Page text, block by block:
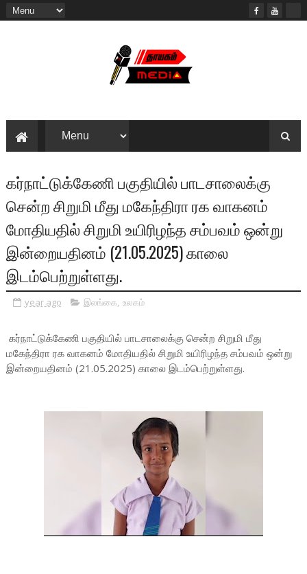
கர்நாட்டுக்கேணி பகுதியில் பாடசாலைக்கு
சென்ற சிறுமி மீது மகேந்திரா ரக வாகனம்
மோதியதில் சிறுமி உயிரிழந்த சம்பவம் ஒன்று
இன்றையதினம் (21.05.2025) காலை
இடம்பெற்றுள்ளது.
year ago இலங்கை, உலகம்
கர்நாட்டுக்கேணி பகுதியில் பாடசாலைக்கு சென்ற சிறுமி மீது
மகேந்திரா ரக வாகனம் மோதியதில் சிறுமி உயிரிழந்த சம்பவம் ஒன்று
இன்றையதினம் (21.05.2025) காலை இடம்பெற்றுள்ளது.